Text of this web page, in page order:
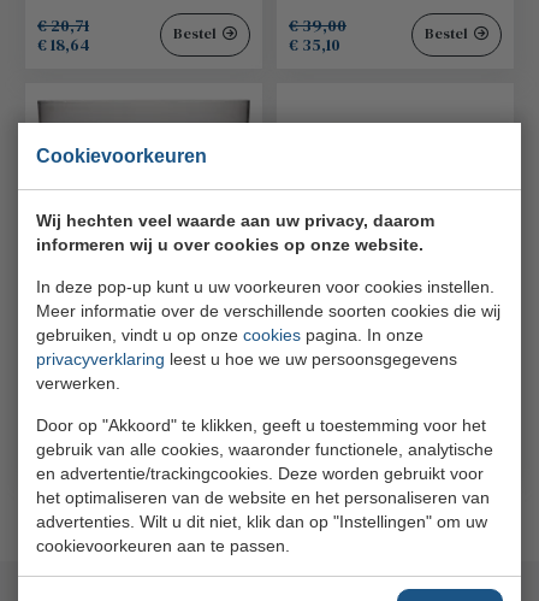
Cookievoorkeuren
Wij hechten veel waarde aan uw privacy, daarom
informeren wij u over cookies op onze website.
In deze pop-up kunt u uw voorkeuren voor cookies instellen.
Meer informatie over de verschillende soorten cookies die wij
gebruiken, vindt u op onze cookies pagina. In onze
privacyverklaring leest u hoe we uw persoonsgegevens
verwerken.
Door op "Akkoord" te klikken, geeft u toestemming voor het
gebruik van alle cookies, waaronder functionele, analytische
en advertentie/trackingcookies. Deze worden gebruikt voor
het optimaliseren van de website en het personaliseren van
advertenties. Wilt u dit niet, klik dan op "Instellingen" om uw
cookievoorkeuren aan te passen.
€ 20,71
€ 18,64
Bestel
€ 39,00
€ 35,10
Bestel
Wijnkoeler bowl 38 cm
Millesime
Bar Professional
517972
€ 64,04
€ 57,64
Bestel
CHAMPAGNEKOELER -
WIJNKOELER
37XH20CM AVELENGO
DUBBELWANDIG
Bar Professional
€ 175,00
€ 153,00
Bestel
6 van 6resultaten